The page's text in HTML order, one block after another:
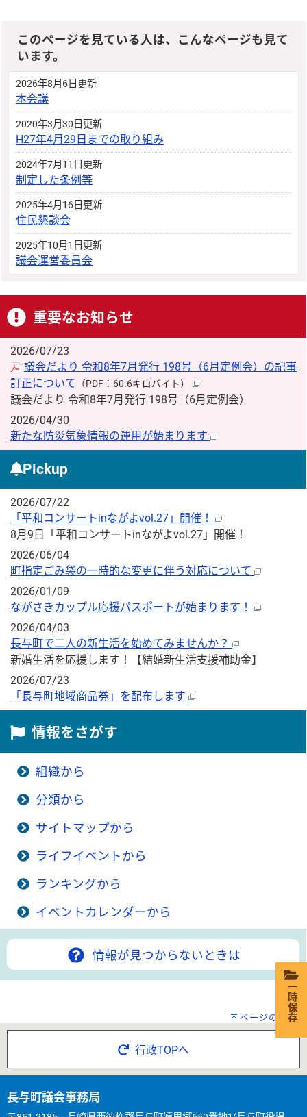
このページを見ている人は、こんなページも見て
います。
2026年8月6日更新
本会議
2020年3月30日更新
H27年4月29日までの取り組み
2024年7月11日更新
制定した条例等
2025年4月16日更新
住民懇談会
2025年10月1日更新
議会運営委員会
重要なお知らせ
2026/07/23
議会だより 令和8年7月発行 198号（6月定例会）の記事
訂正について （PDF：60.6キロバイト）
議会だより 令和8年7月発行 198号（6月定例会）
2026/04/30
新たな防災気象情報の運用が始まります
Pickup
2026/07/22
「平和コンサートinながよvol.27」開催！
8月9日「平和コンサートinながよvol.27」開催！
2026/06/04
町指定ごみ袋の一時的な変更に伴う対応について
2026/01/09
ながさきカップル応援パスポートが始まります！
2026/04/03
長与町で二人の新生活を始めてみませんか？
新婚生活を応援します！【結婚新生活支援補助金】
2026/07/23
「長与町地域商品券」を配布します
情報をさがす
組織から
分類から
サイトマップから
ライフイベントから
ランキングから
イベントカレンダーから
情報が見つからないときは
ページの先頭へ
行政TOPへ
長与町議会事務局
一時保存